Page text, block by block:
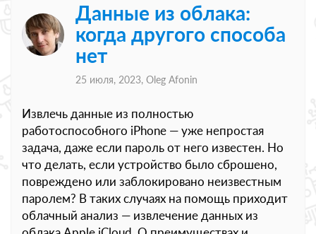
Данные из облака:
когда другого способа
нет
25 июля, 2023, Oleg Afonin
Извлечь данные из полностью
работоспособного iPhone — уже непростая
задача, даже если пароль от него известен. Но
что делать, если устройство было сброшено,
повреждено или заблокировано неизвестным
паролем? В таких случаях на помощь приходит
облачный анализ — извлечение данных из